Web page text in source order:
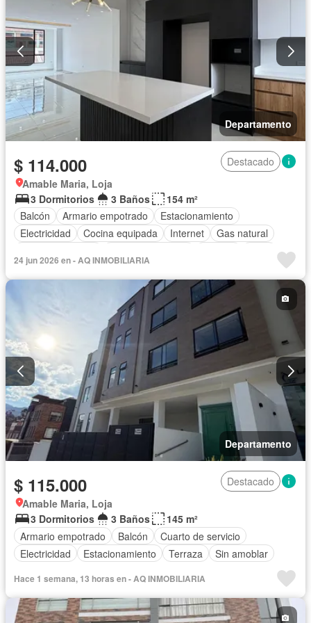
Departamento
$ 114.000
Destacado
Amable Maria, Loja
3 Dormitorios
3 Baños
154 m²
Balcón
Armario empotrado
Estacionamiento
Electricidad
Cocina equipada Internet
Gas natural
Conserje
Garita de guardianía Sin amoblar
24 jun 2026 en - AQ INMOBILIARIA
Departamento
$ 115.000
Destacado
Amable Maria, Loja
3 Dormitorios
3 Baños
145 m²
Armario empotrado
Balcón
Cuarto de servicio
Electricidad
Estacionamiento Terraza Sin amoblar
Hace 1 semana, 13 horas en - AQ INMOBILIARIA